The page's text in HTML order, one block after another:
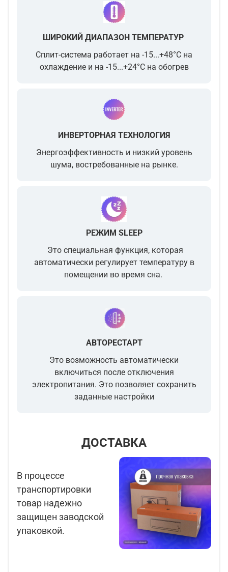
ШИРОКИЙ ДИАПАЗОН ТЕМПЕРАТУР
Сплит-система работает на -15...+48°С на
охлаждение и на -15...+24°С на обогрев
ИНВЕРТОРНАЯ ТЕХНОЛОГИЯ
Энергоэффективность и низкий уровень
шума, востребованные на рынке.
РЕЖИМ SLEEP
Это специальная функция, которая
автоматически регулирует температуру в
помещении во время сна.
АВТОРЕСТАРТ
Это возможность автоматически
включиться после отключения
электропитания. Это позволяет сохранить
заданные настройки
ДОСТАВКА
В процессе
транспортировки
товар надежно
защищен заводской
упаковкой.